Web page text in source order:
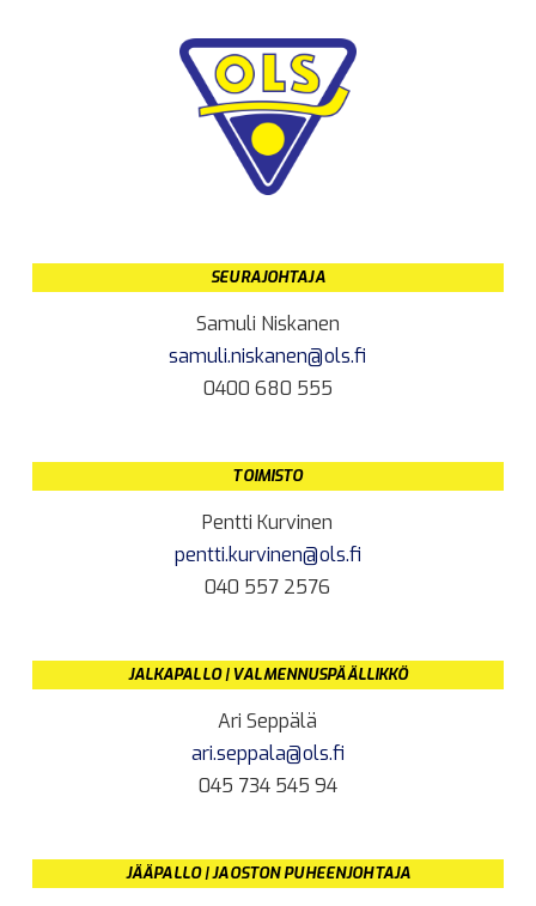
SEURAJOHTAJA
Samuli Niskanen
samuli.niskanen@ols.fi
0400 680 555
TOIMISTO
Pentti Kurvinen
pentti.kurvinen@ols.fi
040 557 2576
JALKAPALLO | VALMENNUSPÄÄLLIKKÖ
Ari Seppälä
ari.seppala@ols.fi
045 734 545 94
JÄÄPALLO | JAOSTON PUHEENJOHTAJA